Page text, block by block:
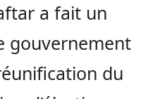
a fait un
gouvernement
du